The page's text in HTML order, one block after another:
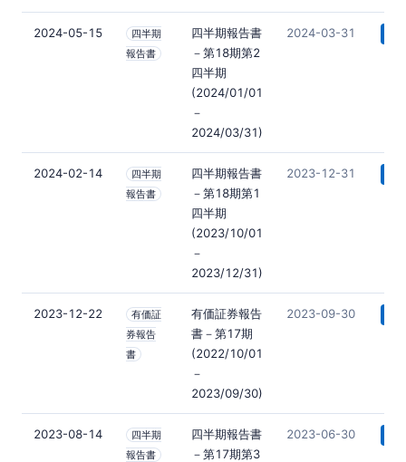
2024-05-15
四半期
報告書
四半期報告書
－第18期第2
四半期
(2024/01/01
－
2024/03/31)
2024-03-31
2024-02-14
四半期
報告書
四半期報告書
－第18期第1
四半期
(2023/10/01
－
2023/12/31)
2023-12-31
2023-12-22
有価証
券報告
書
有価証券報告
書－第17期
(2022/10/01
－
2023/09/30)
2023-09-30
2023-08-14
四半期
報告書
四半期報告書
－第17期第3
2023-06-30